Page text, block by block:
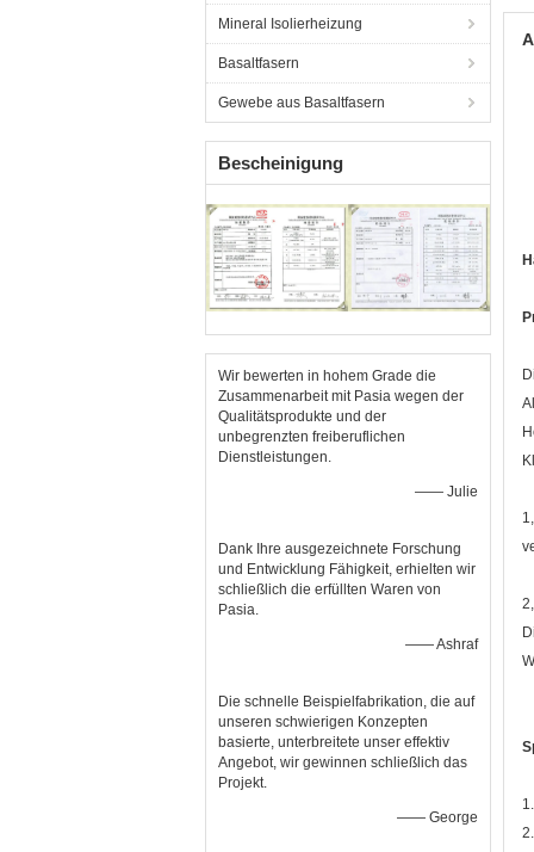
Mineral Isolierheizung
Basaltfasern
Gewebe aus Basaltfasern
Bescheinigung
Wir bewerten in hohem Grade die
Zusammenarbeit mit Pasia wegen der
Qualitätsprodukte und der
unbegrenzten freiberuflichen
Dienstleistungen.
—— Julie
Dank Ihre ausgezeichnete Forschung
und Entwicklung Fähigkeit, erhielten wir
schließlich die erfüllten Waren von
Pasia.
—— Ashraf
Die schnelle Beispielfabrikation, die auf
unseren schwierigen Konzepten
basierte, unterbreitete unser effektiv
Angebot, wir gewinnen schließlich das
Projekt.
—— George